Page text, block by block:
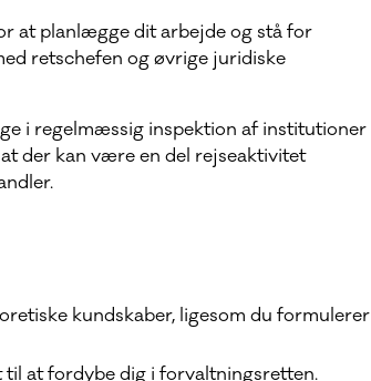
at planlægge dit arbejde og stå for
retschefen og øvrige juridiske
i regelmæssig inspektion af institutioner
der kan være en del rejseaktivitet
kundskaber, ligesom du formulerer
at fordybe dig i forvaltningsretten.